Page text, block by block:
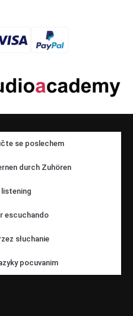
se poslechem
durch Zuhören
listening
escuchando
słuchanie
pocuvanim